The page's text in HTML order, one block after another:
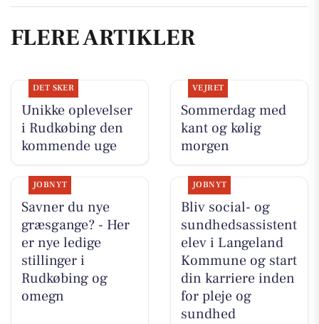
FLERE ARTIKLER
DET SKER
Unikke oplevelser
i Rudkøbing den
kommende uge
VEJRET
Sommerdag med
kant og kølig
morgen
JOBNYT
Savner du nye
græsgange? - Her
er nye ledige
stillinger i
Rudkøbing og
omegn
JOBNYT
Bliv social- og
sundhedsassistent
elev i Langeland
Kommune og start
din karriere inden
for pleje og
sundhed